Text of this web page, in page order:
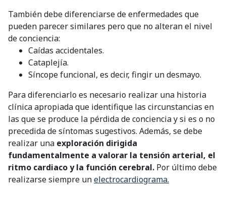
También debe diferenciarse de enfermedades que
pueden parecer similares pero que no alteran el nivel
de conciencia:
Caídas accidentales.
Cataplejía.
Síncope funcional, es decir, fingir un desmayo.
Para diferenciarlo es necesario realizar una historia
clínica apropiada que identifique las circunstancias en
las que se produce la pérdida de conciencia y si es o no
precedida de síntomas sugestivos. Además, se debe
realizar una exploración dirigida
fundamentalmente a valorar la tensión arterial, el
ritmo cardiaco y la función cerebral. Por último debe
realizarse siempre unelectrocardiograma.